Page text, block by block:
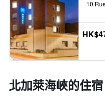
北加萊海峽的住宿